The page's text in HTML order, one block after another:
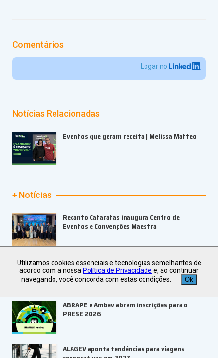
Comentários
Logar no
Notícias Relacionadas
Eventos que geram receita | Melissa Matteo
+ Notícias
Recanto Cataratas inaugura Centro de
Eventos e Convenções Maestra
Go Dream completa um ano de parceria com a
Bilheteria Digital
ABRAPE e Ambev abrem inscrições para o
PRESE 2026
ALAGEV aponta tendências para viagens
Utilizamos cookies essenciais e tecnologias semelhantes de
acordo com a nossa Política de Privacidade e, ao continuar
navegando, você concorda com estas condições.
Ok